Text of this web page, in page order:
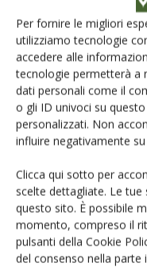
Per fornire le migliori
utilizziamo tecnologie
accedere alle
tecnologie permetterà a
dati personali come il
o gli ID univoci su
personalizzati. Non
influire negativamente
Clicca qui sotto per
scelte dettagliate. Le
questo sito. È possibile
momento, compreso il
pulsanti della Cookie
del consenso nella parte
Iscriviti